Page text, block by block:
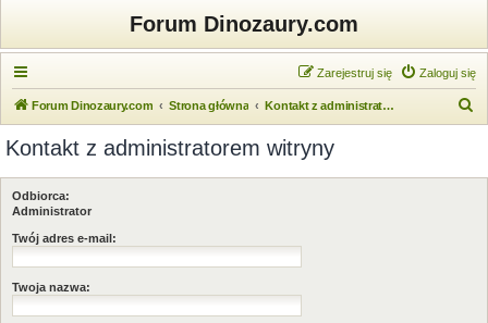
Forum Dinozaury.com
Zaloguj się
Zarejestruj się
Forum Dinozaury.com Strona główna Kontakt z administratorem witryny
k
Kontakt z administratorem witryny
Odbiorca:
Administrator
Twój adres e-mail:
Twoja nazwa: